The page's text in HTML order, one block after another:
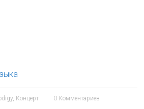
, Концерт 0 Комментариев